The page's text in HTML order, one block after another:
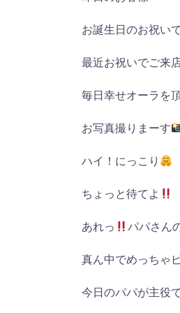
お誕生日のお祝い
最近お祝いでご来
毎日幸せオーラを
お写真撮りまーす
ハイ！にっこり
ちょっと待てよ
あれっ パパさん
真ん中でめっちゃ
今日のパパが主役